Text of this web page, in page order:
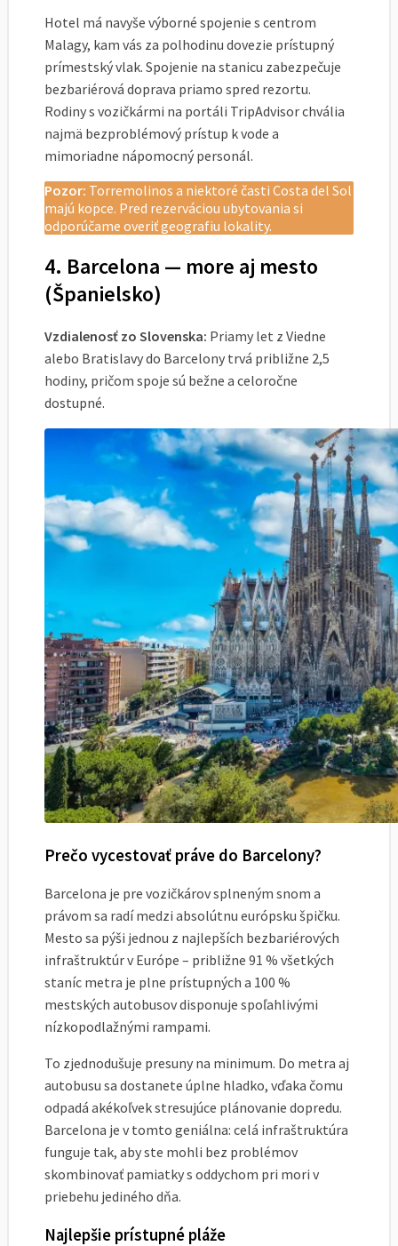
Hotel má navyše výborné spojenie s centrom
Malagy, kam vás za polhodinu dovezie prístupný
prímestský vlak. Spojenie na stanicu zabezpečuje
bezbariérová doprava priamo spred rezortu.
Rodiny s vozičkármi na portáli TripAdvisor chvália
najmä bezproblémový prístup k vode a
mimoriadne nápomocný personál.
Pozor: Torremolinos a niektoré časti Costa del Sol
majú kopce. Pred rezerváciou ubytovania si
odporúčame overiť geografiu lokality.
4. Barcelona — more aj mesto
(Španielsko)
Vzdialenosť zo Slovenska: Priamy let z Viedne
alebo Bratislavy do Barcelony trvá približne 2,5
hodiny, pričom spoje sú bežne a celoročne
dostupné.
Prečo vycestovať práve do Barcelony?
Barcelona je pre vozičkárov splneným snom a
právom sa radí medzi absolútnu európsku špičku.
Mesto sa pýši jednou z najlepších bezbariérových
infraštruktúr v Európe – približne 91 % všetkých
staníc metra je plne prístupných a 100 %
mestských autobusov disponuje spoľahlivými
nízkopodlažnými rampami.
To zjednodušuje presuny na minimum. Do metra aj
autobusu sa dostanete úplne hladko, vďaka čomu
odpadá akékoľvek stresujúce plánovanie dopredu.
Barcelona je v tomto geniálna: celá infraštruktúra
funguje tak, aby ste mohli bez problémov
skombinovať pamiatky s oddychom pri mori v
priebehu jediného dňa.
Najlepšie prístupné pláže